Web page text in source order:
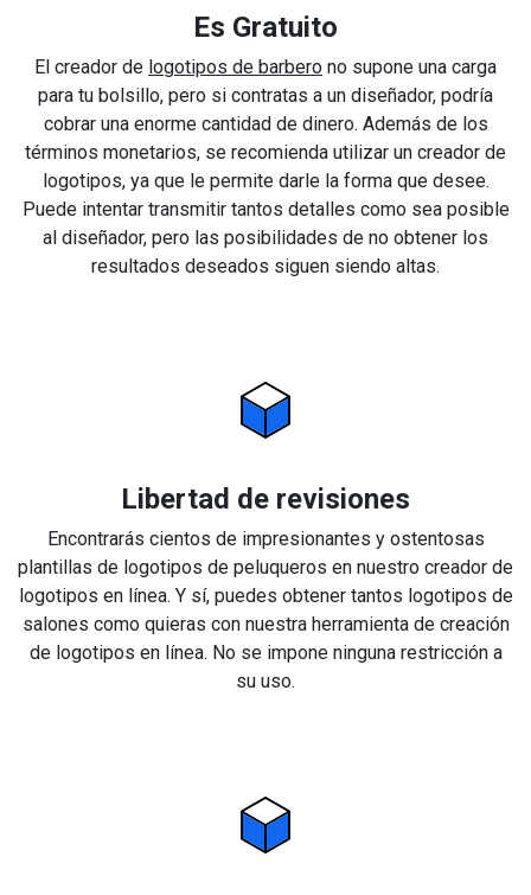
Es Gratuito
El creador de logotipos de barbero no supone una carga
para tu bolsillo, pero si contratas a un diseñador, podría
cobrar una enorme cantidad de dinero. Además de los
términos monetarios, se recomienda utilizar un creador de
logotipos, ya que le permite darle la forma que desee.
Puede intentar transmitir tantos detalles como sea posible
al diseñador, pero las posibilidades de no obtener los
resultados deseados siguen siendo altas.
Libertad de revisiones
Encontrarás cientos de impresionantes y ostentosas
plantillas de logotipos de peluqueros en nuestro creador de
logotipos en línea. Y sí, puedes obtener tantos logotipos de
salones como quieras con nuestra herramienta de creación
de logotipos en línea. No se impone ninguna restricción a
su uso.